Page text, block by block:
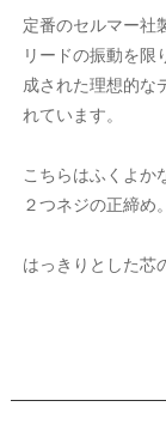
定番のセルマー社
リードの振動を限
成された理想的な
れています。
こちらはふくよか
２つネジの正締め。
はっきりとした芯